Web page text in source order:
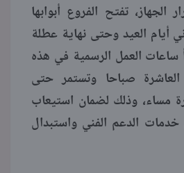
الجهاز، تفتح الفروع أبوابها
أيام العيد وحتى نهاية عطلة
ساعات العمل الرسمية في هذه
صباحا وتستمر حتى
مساء، وذلك لضمان استيعاب
خدمات الدعم الفني واستبدال